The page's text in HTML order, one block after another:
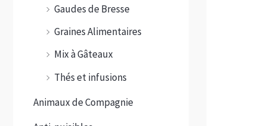
Gaudes de Bresse
Graines Alimentaires
Mix à Gâteaux
Thés et infusions
Animaux de Compagnie